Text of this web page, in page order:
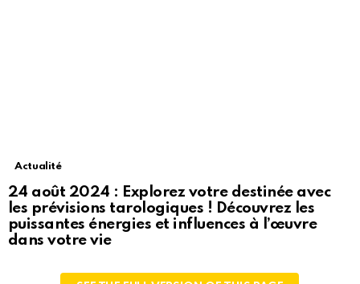
Actualité
24 août 2024 : Explorez votre destinée avec
les prévisions tarologiques ! Découvrez les
puissantes énergies et influences à l’œuvre
dans votre vie